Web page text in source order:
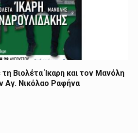
Βιολέτα Ίκαρη και τον Μανόλη
Αγ. Νικόλαο Ραφήνα